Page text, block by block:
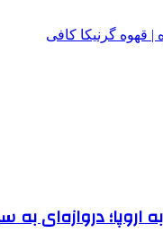
| قهوه گرنیکا کافی
اروپا؛ دروازه‌ای